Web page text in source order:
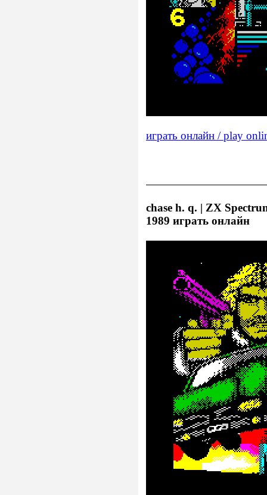
играть онлайн / play
chase h. q. | ZX
1989 играть онлайн